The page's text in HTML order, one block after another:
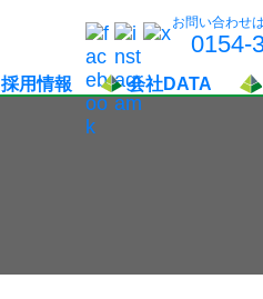
お問い合わせ
0154-
採用情報
会社DATA